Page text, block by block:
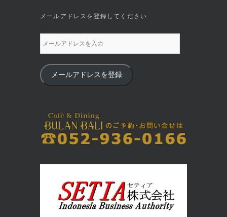
メールアドレスを登録してください
メールアドレスを登録